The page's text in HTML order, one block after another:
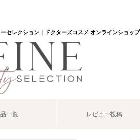
セレクション｜ドクターズコスメ オンラインショップ
一覧 レビュー投稿